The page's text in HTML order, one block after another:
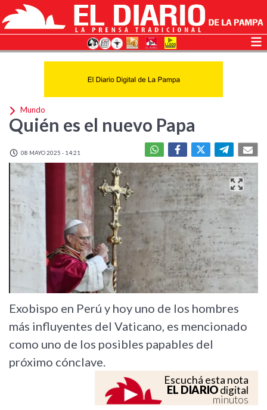
Mundo
Quién es el nuevo Papa
08 MAYO 2025 - 14:21
Exobispo en Perú y hoy uno de los hombres
más influyentes del Vaticano, es mencionado
como uno de los posibles papables del
próximo cónclave.
Escuchá esta nota
EL DIARIOdigital
minutos